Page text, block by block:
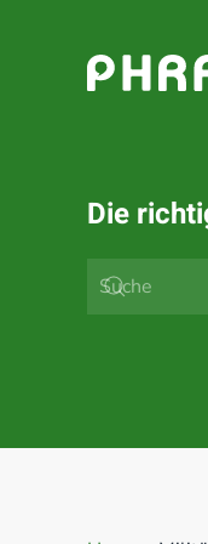
Zum
Die